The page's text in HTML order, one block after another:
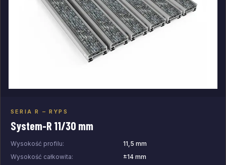
SERIA R – RYPS
System-R 11/30 mm
Wysokość profilu:
11,5 mm
Wysokość całkowita:
±14 mm